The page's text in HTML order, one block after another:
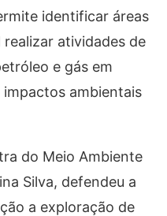
identificar áreas
realizar atividades de
e gás em
ambientais
do Meio Ambiente
Silva, defendeu a
a exploração de